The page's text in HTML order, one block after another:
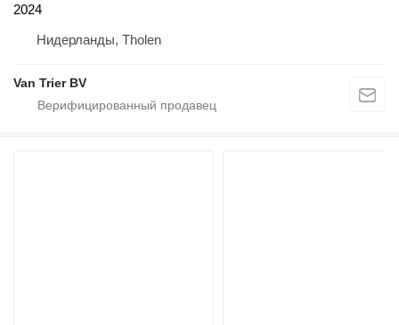
2024
Нидерланды, Tholen
Van Trier BV